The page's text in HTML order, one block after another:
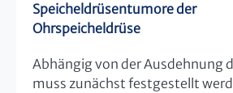
Speicheldrüsentumore der
Ohrspeicheldrüse
Abhängig von der Ausdehnung
muss zunächst festgestellt